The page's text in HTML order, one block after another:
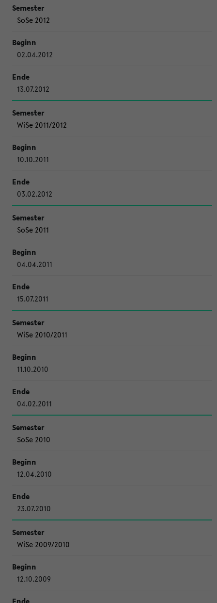
SoSe 2012
02.04.2012
13.07.2012
WiSe 2011/2012
10.10.2011
03.02.2012
SoSe 2011
04.04.2011
15.07.2011
WiSe 2010/2011
11.10.2010
04.02.2011
SoSe 2010
12.04.2010
23.07.2010
WiSe 2009/2010
12.10.2009